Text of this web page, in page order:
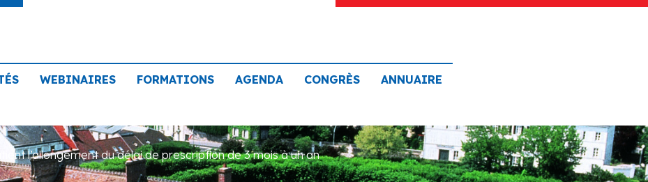
WEBINAIRES FORMATIONS AGENDA CONGRÈS ANNUAIRE
l’allongement du délai de prescription de 3 mois à un an